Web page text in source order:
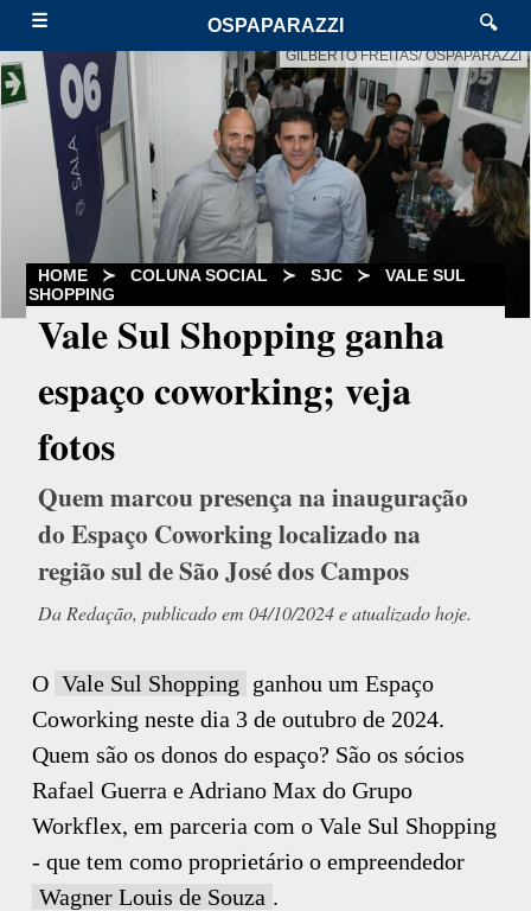
☰ OSPAPARAZZI 🔍
GILBERTO FREITAS/ OSPAPARAZZI
HOME ≻ COLUNA SOCIAL ≻ SJC ≻
VALE SUL
SHOPPING
Vale Sul Shopping ganha
espaço coworking; veja
fotos
Quem marcou presença na inauguração
do Espaço Coworking localizado na
região sul de São José dos Campos
Da Redação, publicado em 04/10/2024 e atualizado hoje.
O Vale Sul Shopping ganhou um Espaço
Coworking neste dia 3 de outubro de 2024.
Quem são os donos do espaço? São os sócios
Rafael Guerra e Adriano Max do Grupo
Workflex, em parceria com o Vale Sul Shopping
- que tem como proprietário o empreendedor
Wagner Louis de Souza .